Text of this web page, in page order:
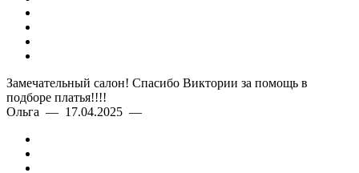
Замечательный салон! Спасибо Виктории за помощь в
подборе платья!!!!
Ольга — 17.04.2025 —